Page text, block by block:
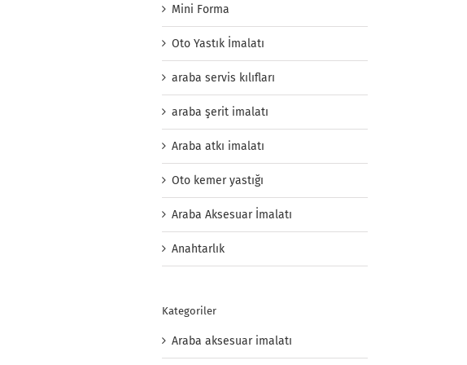
Mini Forma
Oto Yastık İmalatı
araba servis kılıfları
araba şerit imalatı
Araba atkı imalatı
Oto kemer yastığı
Araba Aksesuar İmalatı
Anahtarlık
Kategoriler
Araba aksesuar imalatı